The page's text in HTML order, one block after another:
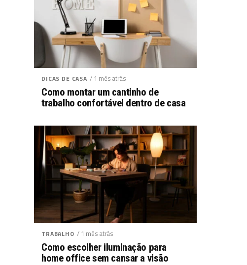
DICAS DE CASA / 1 mês atrás
Como montar um cantinho de
trabalho confortável dentro de casa
TRABALHO / 1 mês atrás
Como escolher iluminação para
home office sem cansar a visão